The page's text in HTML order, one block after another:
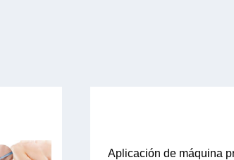
Aplicación de máquina